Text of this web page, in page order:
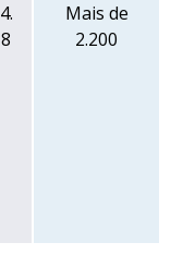
4.
8
Mais de
2.200